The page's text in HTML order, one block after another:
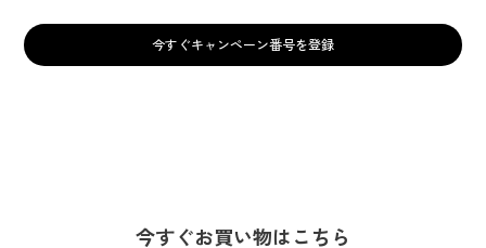
今すぐキャンペーン番号を登録
今すぐお買い物はこちら